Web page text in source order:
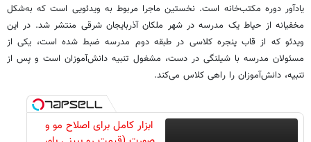
یادآور دوره مکتب‌خانه است. نخستین ماجرا مربوط به ویدئویی است که به‌شکل
مخفیانه از حیاط یک مدرسه در شهر ملکان آذربایجان شرقی منتشر شد. در این
ویدئو که از قاب پنجره کلاسی در طبقه دوم مدرسه ضبط شده است، یکی از
مسئولان مدرسه با شیلنگی در دست، مشغول تنبیه دانش‌آموزان است و پس از
تنبیه، دانش‌آموزان را راهی کلاس می‌کند.
ابزار کامل برای اصلاح مو و